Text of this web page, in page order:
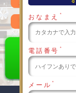
おなまえ ＊
電話番号 ＊
メール ＊